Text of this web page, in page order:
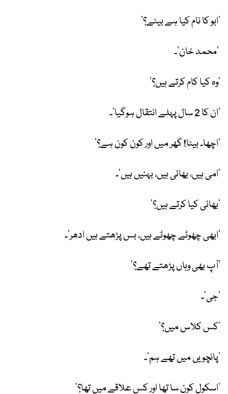
’ابو کا نام کیا ہے بیٹے؟‘
’محمد خان‘۔
’وہ کیا کام کرتے ہیں؟‘
’ان کا 2 سال پہلے انتقال ہوگیا‘۔
’اچھا۔ بیٹا! گھر میں اور کون کون ہے؟‘
’امی ہیں، بھائی ہیں، بہنیں ہیں‘۔
’بھائی کیا کرتے ہیں؟‘
’ابھی چھوٹے چھوٹے ہیں، بس پڑھتے ہیں ادھر‘۔
’آپ بھی وہاں پڑھتے تھے؟‘
’جی‘۔
’کس کلاس میں؟‘
’پانچویں میں تھے ہم‘۔
’اسکول کون سا تھا اور کس علاقے میں تھا؟‘